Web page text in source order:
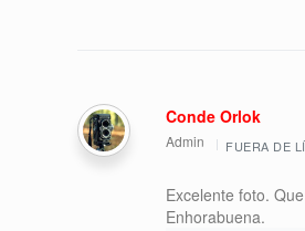
Conde Orlok
Admin FUERA DE
Excelente foto.
Enhorabuena.